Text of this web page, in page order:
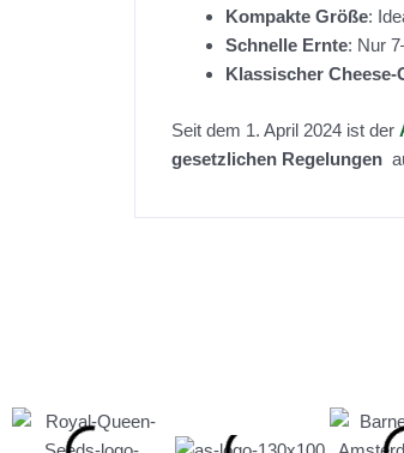
Kompakte Größe:
Schnelle Ernte: Nur
Klassischer Cheese-
Seit dem 1. April 2024 ist der
gesetzlichen Regelungen